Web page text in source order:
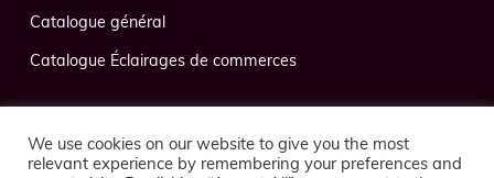
Catalogue général
Catalogue Éclairages de commerces
We use cookies on our website to give you the most
relevant experience by remembering your preferences and